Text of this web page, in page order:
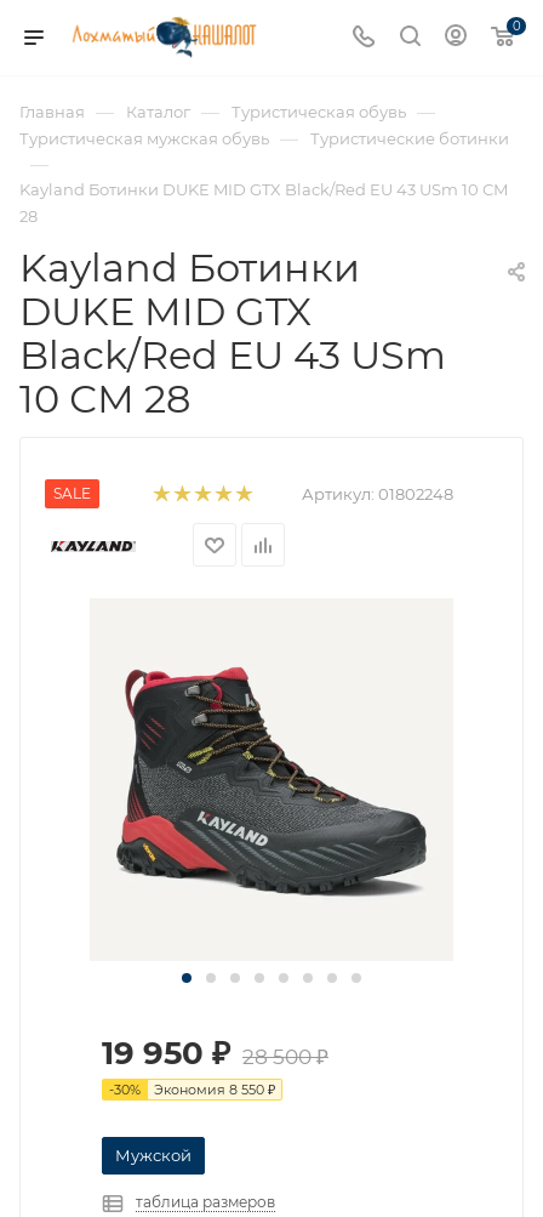
0
Главная — Каталог — Туристическая обувь —
Туристическая мужская обувь — Туристические ботинки
—
Kayland Ботинки DUKE MID GTX Black/Red EU 43 USm 10 СМ
28
Kayland Ботинки
DUKE MID GTX
Black/Red EU 43 USm
10 СМ 28
SALE Артикул: 01802248
19 950 ₽ 28 500₽
-30% Экономия 8 550 ₽
Мужской
таблица размеров